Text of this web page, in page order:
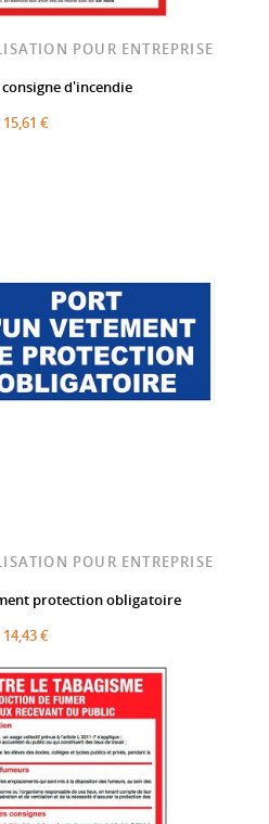
POUR ENTREPRISE
d'incendie
15,61 €
POUR ENTREPRISE
protection obligatoire
14,43 €